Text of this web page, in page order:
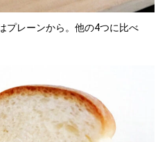
プレーンから。他の4つに比べ